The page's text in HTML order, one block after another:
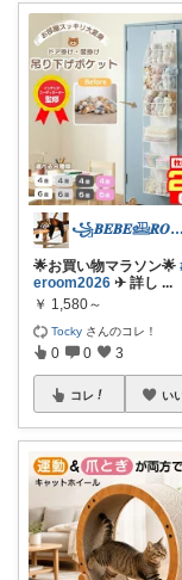
꧁𝑩𝑬𝑩𝑬𓊝𝑹𝑶𝑶𝑴꧂
🌟お買い物マラソン🌟
eroom2026 ✈︎ 詳し ...
￥ 1,580～
Tocky さんのコレ！
0 0 3
コレ い